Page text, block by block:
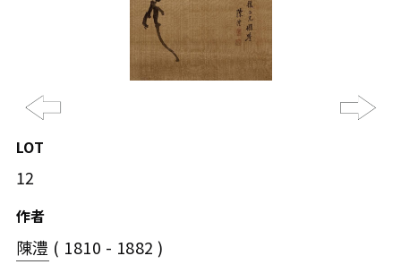
LOT
12
作者
陳澧 ( 1810 - 1882 )
Previous